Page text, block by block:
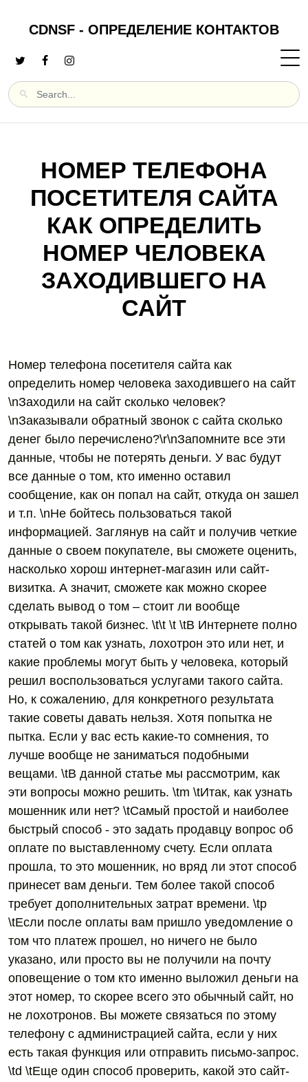
CDNSF - ОПРЕДЕЛЕНИЕ КОНТАКТОВ
НОМЕР ТЕЛЕФОНА
ПОСЕТИТЕЛЯ САЙТА
КАК ОПРЕДЕЛИТЬ
НОМЕР ЧЕЛОВЕКА
ЗАХОДИВШЕГО НА
САЙТ
Номер телефона посетителя сайта как
определить номер человека заходившего на сайт
\nЗаходили на сайт сколько человек?
\nЗаказывали обратный звонок с сайта сколько
денег было перечислено?\r\nЗапомните все эти
данные, чтобы не потерять деньги. У вас будут
все данные о том, кто именно оставил
сообщение, как он попал на сайт, откуда он зашел
и т.п. \nНе бойтесь пользоваться такой
информацией. Заглянув на сайт и получив четкие
данные о своем покупателе, вы сможете оценить,
насколько хорош интернет-магазин или сайт-
визитка. А значит, сможете как можно скорее
сделать вывод о том – стоит ли вообще
открывать такой бизнес. \t\t \t \tВ Интернете полно
статей о том как узнать, лохотрон это или нет, и
какие проблемы могут быть у человека, который
решил воспользоваться услугами такого сайта.
Но, к сожалению, для конкретного результата
такие советы давать нельзя. Хотя попытка не
пытка. Если у вас есть какие-то сомнения, то
лучше вообще не заниматься подобными
вещами. \tВ данной статье мы рассмотрим, как
эти вопросы можно решить. \tm \tИтак, как узнать
мошенник или нет? \tСамый простой и наиболее
быстрый способ - это задать продавцу вопрос об
оплате по выставленному счету. Если оплата
прошла, то это мошенник, но вряд ли этот способ
принесет вам деньги. Тем более такой способ
требует дополнительных затрат времени. \tp
\tЕсли после оплаты вам пришло уведомление о
том что платеж прошел, но ничего не было
указано, или просто вы не получили на почту
оповещение о том кто именно выложил деньги на
этот номер, то скорее всего это обычный сайт, но
не лохотронов. Вы можете связаться по этому
телефону с администрацией сайта, если у них
есть такая функция или отправить письмо-запрос.
\td \tЕще один способ проверить, какой это сайт-